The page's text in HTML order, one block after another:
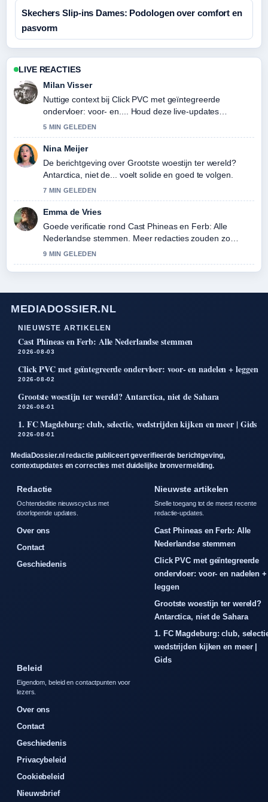
Skechers Slip-ins Dames: Podologen over comfort en
pasvorm
LIVE REACTIES
Milan Visser
Nuttige context bij Click PVC met geïntegreerde
ondervloer: voor- en.... Houd deze live-updates
alsjeblieft gaande.
5 MIN GELEDEN
Nina Meijer
De berichtgeving over Grootste woestijn ter wereld?
Antarctica, niet de... voelt solide en goed te volgen.
7 MIN GELEDEN
Emma de Vries
Goede verificatie rond Cast Phineas en Ferb: Alle
Nederlandse stemmen. Meer redacties zouden zo
moeten schrijven.
9 MIN GELEDEN
MEDIADOSSIER.NL
NIEUWSTE ARTIKELEN
Cast Phineas en Ferb: Alle Nederlandse stemmen
2026-08-03
Click PVC met geïntegreerde ondervloer: voor- en nadelen + leggen
2026-08-02
Grootste woestijn ter wereld? Antarctica, niet de Sahara
2026-08-01
1. FC Magdeburg: club, selectie, wedstrijden kijken en meer | Gids
2026-08-01
MediaDossier.nl redactie publiceert geverifieerde berichtgeving,
contextupdates en correcties met duidelijke bronvermelding.
Redactie
Ochtendeditie nieuwscyclus met
doorlopende updates.
Over ons
Contact
Geschiedenis
Nieuwste artikelen
Snelle toegang tot de meest recente
redactie-updates.
Cast Phineas en Ferb: Alle
Nederlandse stemmen
Click PVC met geïntegreerde
ondervloer: voor- en nadelen +
leggen
Grootste woestijn ter wereld?
Antarctica, niet de Sahara
1. FC Magdeburg: club,
wedstrijden kijken en meer |
Gids
Beleid
Eigendom, beleid en contactpunten voor
lezers.
Over ons
Contact
Geschiedenis
Privacybeleid
Cookiebeleid
Nieuwsbrief